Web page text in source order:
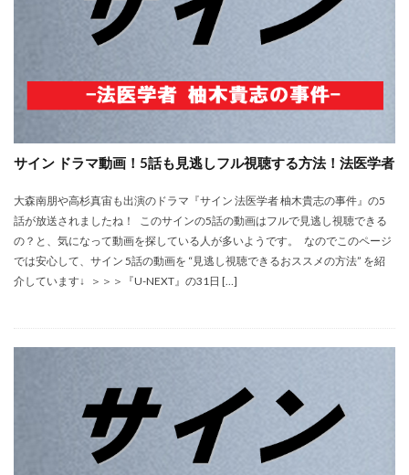
サイン ドラマ動画！5話も見逃しフル視聴する方法！法医学者
大森南朋や高杉真宙も出演のドラマ『サイン 法医学者 柚木貴志の事件』の5
話が放送されましたね！ このサインの5話の動画はフルで見逃し視聴できる
の？と、気になって動画を探している人が多いようです。 なのでこのページ
では安心して、サイン 5話の動画を “見逃し視聴できるおススメの方法” を紹
介しています↓ ＞＞＞『U-NEXT』の31日 […]